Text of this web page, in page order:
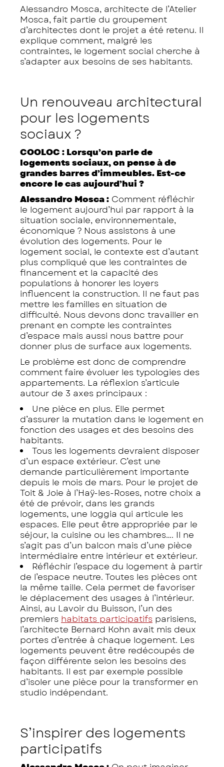
Alessandro Mosca, architecte de l’Atelier
Mosca, fait partie du groupement
d’architectes dont le projet a été retenu. Il
explique comment, malgré les
contraintes, le logement social cherche à
s’adapter aux besoins de ses habitants.
Un renouveau architectural
pour les logements
sociaux ?
COOLOC : Lorsqu’on parle de
logements sociaux, on pense à de
grandes barres d’immeubles. Est-ce
encore le cas aujourd’hui ?
Alessandro Mosca : Comment réfléchir
le logement aujourd’hui par rapport à la
situation sociale, environnementale,
économique ? Nous assistons à une
évolution des logements. Pour le
logement social, le contexte est d’autant
plus compliqué que les contraintes de
financement et la capacité des
populations à honorer les loyers
influencent la construction. Il ne faut pas
mettre les familles en situation de
difficulté. Nous devons donc travailler en
prenant en compte les contraintes
d’espace mais aussi nous battre pour
donner plus de surface aux logements.
Le problème est donc de comprendre
comment faire évoluer les typologies des
appartements. La réflexion s’articule
autour de 3 axes principaux :
Une pièce en plus. Elle permet
d’assurer la mutation dans le logement en
fonction des usages et des besoins des
habitants.
Tous les logements devraient disposer
d’un espace extérieur. C’est une
demande particulièrement importante
depuis le mois de mars. Pour le projet de
Toit & Joie à l’Haÿ-les-Roses, notre choix a
été de prévoir, dans les grands
logements, une loggia qui articule les
espaces. Elle peut être appropriée par le
séjour, la cuisine ou les chambres…. Il ne
s’agit pas d’un balcon mais d’une pièce
intermédiaire entre intérieur et extérieur.
Réfléchir l’espace du logement à partir
de l’espace neutre. Toutes les pièces ont
la même taille. Cela permet de favoriser
le déplacement des usages à l’intérieur.
Ainsi, au Lavoir du Buisson, l’un des
premiers habitats participatifs parisiens,
l’architecte Bernard Kohn avait mis deux
portes d’entrée à chaque logement. Les
logements peuvent être redécoupés de
façon différente selon les besoins des
habitants. Il est par exemple possible
d’isoler une pièce pour la transformer en
studio indépendant.
S’inspirer des logements
participatifs